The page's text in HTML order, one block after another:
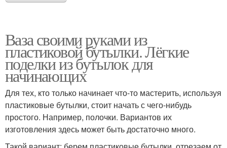
Ваза своими руками из
пластиковой бутылки. Лёгкие
поделки из бутылок для
начинающих
Для тех, кто только начинает что-то мастерить, используя
пластиковые бутылки, стоит начать с чего-нибудь
простого. Например, полочки. Вариантов их
изготовления здесь может быть достаточно много.